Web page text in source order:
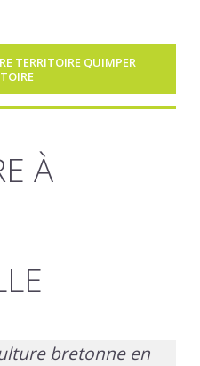
TERRITOIRE QUIMPER
À
bretonne en